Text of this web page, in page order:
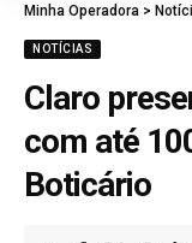
Minha Operadora >
NOTÍCIAS
Claro
com até
Boticário